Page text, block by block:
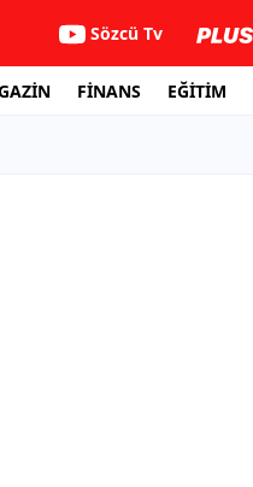
Sözcü Tv
FİNANS EĞİTİM